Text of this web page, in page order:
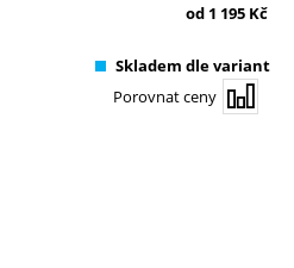
od 1 195 Kč
Skladem dle variant
Porovnat ceny